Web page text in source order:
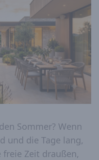
Sommer? Wenn
und die Tage lang,
Zeit draußen,